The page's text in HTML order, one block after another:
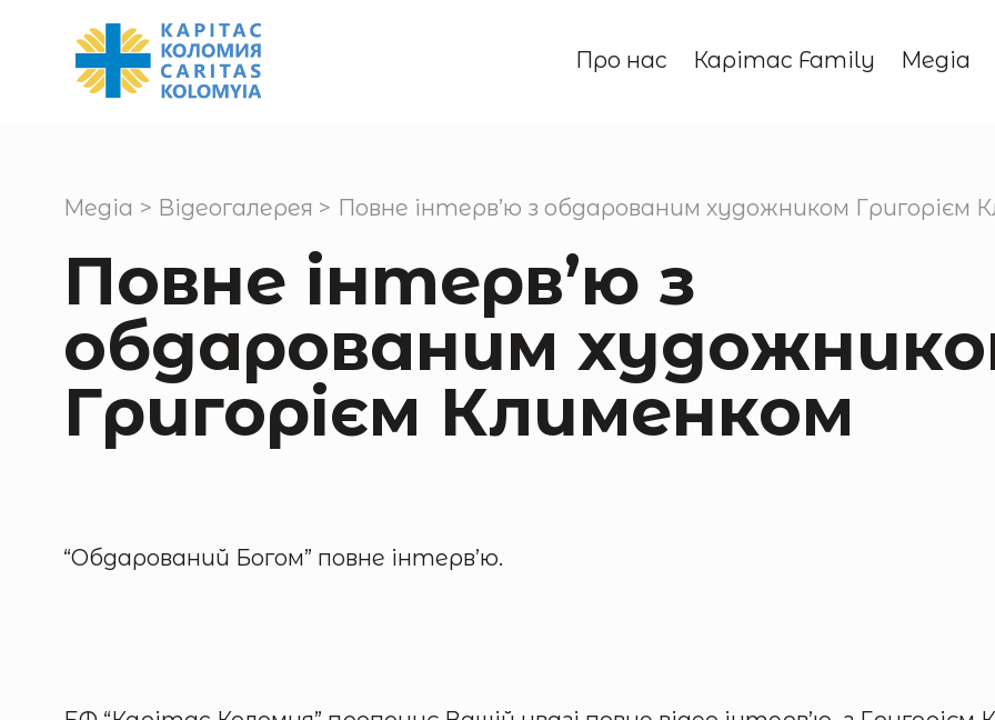
Про нас Карітас Family Медіа
Медіа > Відеогалерея > Повне інтерв’ю з обдарованим художником Григорієм
Повне інтерв’ю з
обдарованим
Григорієм Клименком
“Обдарований Богом” повне інтерв’ю.